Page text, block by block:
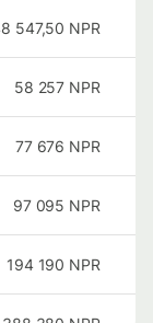
547,50 NPR
58 257 NPR
77 676 NPR
97 095 NPR
194 190 NPR